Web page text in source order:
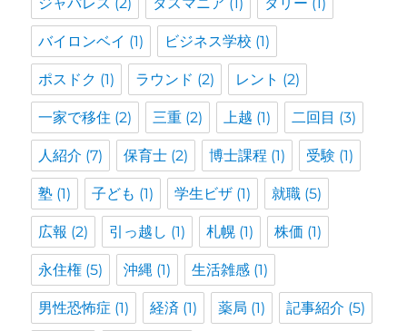
バイロンベイ (1) ビジネス学校 (1)
ポスドク (1) ラウンド (2) レント (2)
一家で移住 (2) 三重 (2) 上越 (1) 二回目 (3)
人紹介 (7) 保育士 (2) 博士課程 (1) 受験 (1)
塾 (1) 子ども (1) 学生ビザ (1) 就職 (5)
広報 (2) 引っ越し (1) 札幌 (1) 株価 (1)
永住権 (5) 沖縄 (1) 生活雑感 (1)
男性恐怖症 (1) 経済 (1) 薬局 (1) 記事紹介 (5)